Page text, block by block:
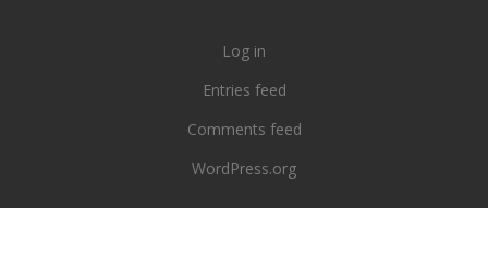
Log in
Entries feed
Comments feed
WordPress.org